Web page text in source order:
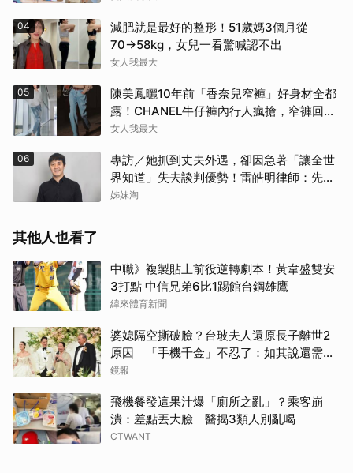
04
減肥就是最好的整形！51歲媽3個月從
70→58kg，女兒一看驚喊認不出
女人我最大
05
陳美鳳曬10年前「香奈兒窄褲」好身材全都
露！CHANEL牛仔褲內行人瘋搶，窄褲回歸
必看這幾條
女人我最大
06
專訪／她抓到丈夫外遇，卻因急著「讓全世
界知道」失去談判優勢！雷皓明律師：先守
住證據，才有選擇
姊妹淘
其他人也看了
中職》複製貼上前役逆轉劇本！黃韋盛雙安
3打點 中信兄弟6比1踢館台鋼雄鷹
緯來體育新聞
婆媳隔空撕破臉？台玻夫人還原長子離世2
原因 「手機千金」不忍了：如其說還需要
離開嗎？
鏡報
飛機餐發這果汁爆「廁所之亂」？乘客崩
潰：差點丟大臉 醫揭3類人別亂喝
CTWANT